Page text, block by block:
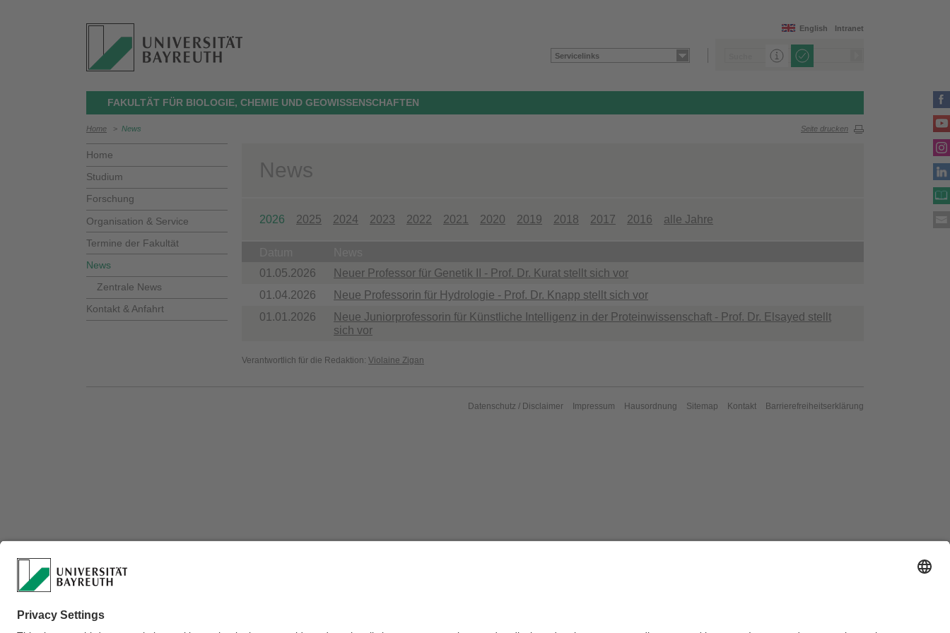
Intranet
English
Servicelinks
FAKULTÄT FÜR BIOLOGIE, CHEMIE UND GEOWISSENSCHAFTEN
Home > News Seite drucken
Home
Studium
Forschung
Organisation & Service
Termine der Fakultät
News
Zentrale News
Kontakt & Anfahrt
News
2026 2025 2024 2023 2022 2021 2020 2019 2018 2017 2016 alle Jahre
01.05.2026
Neuer Professor für Genetik II - Prof. Dr. Kurat stellt sich vor
01.04.2026
Neue Professorin für Hydrologie - Prof. Dr. Knapp stellt sich vor
01.01.2026
Neue Juniorprofessorin für Künstliche Intelligenz in der Proteinwissenschaft - Prof. Dr. Elsayed stellt
sich vor
Verantwortlich für die Redaktion: Violaine Zigan
Datenschutz / Disclaimer Impressum Hausordnung Sitemap Kontakt Barrierefreiheitserklärung